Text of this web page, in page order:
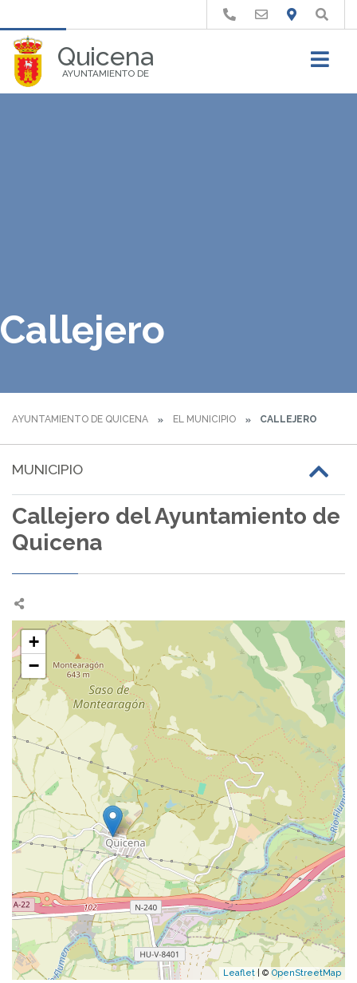
Quicena
AYUNTAMIENTO DE
Buscar
Callejero
AYUNTAMIENTO DE QUICENA EL MUNICIPIO CALLEJERO
MUNICIPIO
Callejero del Ayuntamiento de
Quicena
+
−
Leaflet| © OpenStreetMap